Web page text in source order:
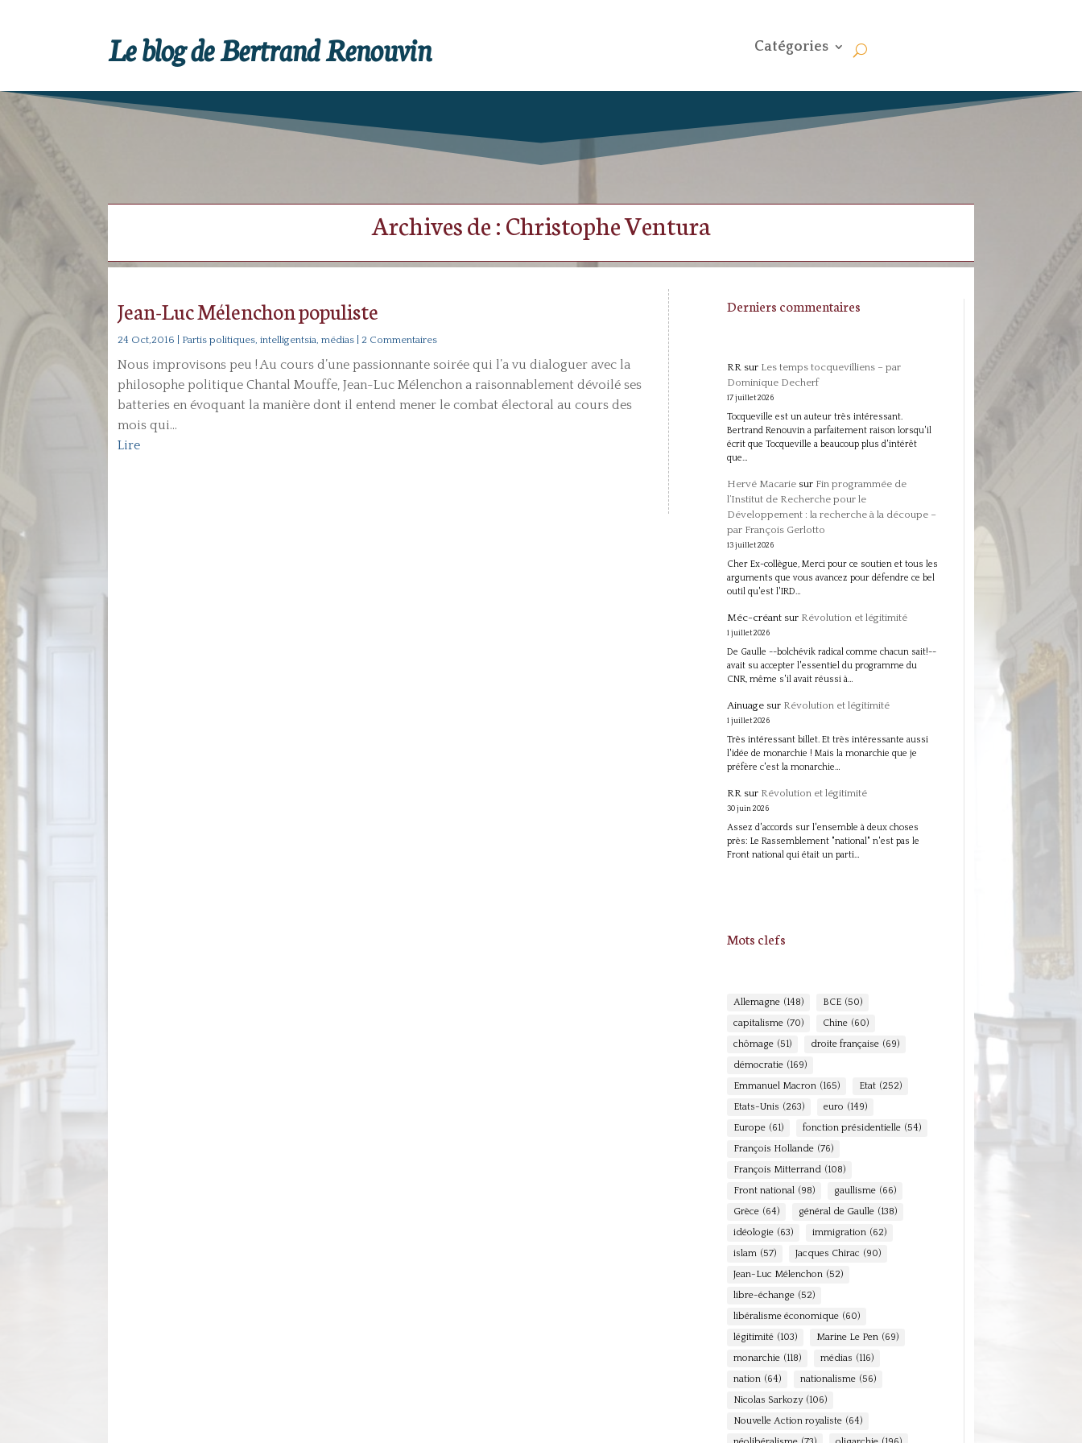
Le blog de Bertrand Renouvin Catégories
Archives de : Christophe Ventura
Jean-Luc Mélenchon populiste
24 Oct,2016 Partis politiques, intelligentsia, médias | 2 Commentaires
Nous improvisons peu ! Au cours d’une passionnante soirée qui l’a vu dialoguer avec la
philosophe politique Chantal Mouffe, Jean-Luc Mélenchon a raisonnablement dévoilé ses
batteries en évoquant la manière dont il entend mener le combat électoral au cours des
mois qui...
Lire
Derniers commentaires
RRsur Les temps tocquevilliens – par
Dominique Decherf
17 juillet 2026
Tocqueville est un auteur très intéressant.
Bertrand Renouvin a parfaitement raison lorsqu'il
écrit que Tocqueville a beaucoup plus d'intérêt
que…
Hervé Macariesur Fin programmée de
l’Institut de Recherche pour le
Développement : la recherche à la découpe –
par François Gerlotto
13 juillet 2026
Cher Ex-collègue, Merci pour ce soutien et tous les
arguments que vous avancez pour défendre ce bel
outil qu'est l'IRD…
Méc-créantsur Révolution et légitimité
1 juillet 2026
De Gaulle --bolchévik radical comme chacun sait!--
avait su accepter l'essentiel du programme du
CNR, même s'il avait réussi à…
Ainuagesur Révolution et légitimité
1 juillet 2026
Très intéressant billet. Et très intéressante aussi
l'idée de monarchie ! Mais la monarchie que je
préfère c'est la monarchie…
RRsur Révolution et légitimité
30 juin 2026
Assez d'accords sur l'ensemble à deux choses
près: Le Rassemblement "national" n'est pas le
Front national qui était un parti…
Mots clefs
Allemagne (148) BCE (50)
capitalisme (70) Chine (60)
chômage (51) droite française (69)
démocratie (169)
Emmanuel Macron (165) Etat (252)
Etats-Unis (263) euro (149)
Europe (61) fonction présidentielle (54)
François Hollande (76)
François Mitterrand (108)
Front national (98) gaullisme (66)
Grèce (64) général de Gaulle (138)
idéologie (63) immigration (62)
islam (57) Jacques Chirac (90)
Jean-Luc Mélenchon (52)
libre-échange (52)
libéralisme économique (60)
légitimité (103) Marine Le Pen (69)
monarchie (118) médias (116)
nation (64) nationalisme (56)
Nicolas Sarkozy (106)
Nouvelle Action royaliste (64)